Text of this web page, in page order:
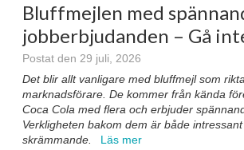
Bluffmejlen med
jobberbjudanden – Gå
Postat den 29 juli, 2026
Det blir allt vanligare med bluffmejl som
marknadsförare. De kommer från kända
Coca Cola med flera och erbjuder
Verkligheten bakom dem är både
skrämmande.
Läs mer